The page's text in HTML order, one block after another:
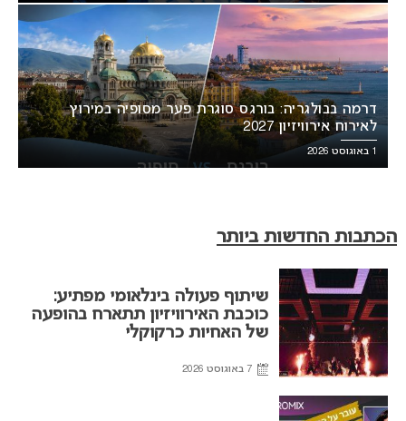
דרמה בבולגריה: בורגס סוגרת פער מסופיה במירוץ
לאירוח אירוויזיון 2027
1 באוגוסט 2026
הכתבות החדשות ביותר
שיתוף פעולה בינלאומי מפתיע:
כוכבת האירוויזיון תתארח בהופעה
של האחיות כרקוקלי
7 באוגוסט 2026